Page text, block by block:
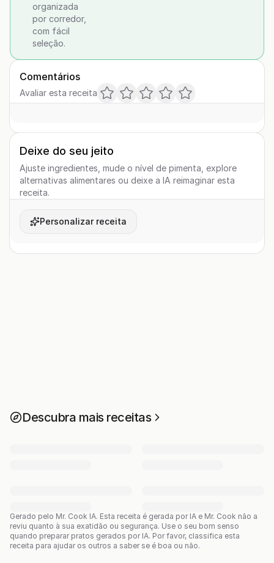
organizada
por corredor,
com fácil
seleção.
Comentários
Avaliar esta receita
Deixe do seu jeito
Ajuste ingredientes, mude o nível de pimenta, explore
alternativas alimentares ou deixe a IA reimaginar esta
receita.
Personalizar receita
Descubra mais receitas
Gerado pelo Mr. Cook IA. Esta receita é gerada por IA e Mr. Cook não a
reviu quanto à sua exatidão ou segurança. Use o seu bom senso
quando preparar pratos gerados por IA. Por favor, classifica esta
receita para ajudar os outros a saber se é boa ou não.